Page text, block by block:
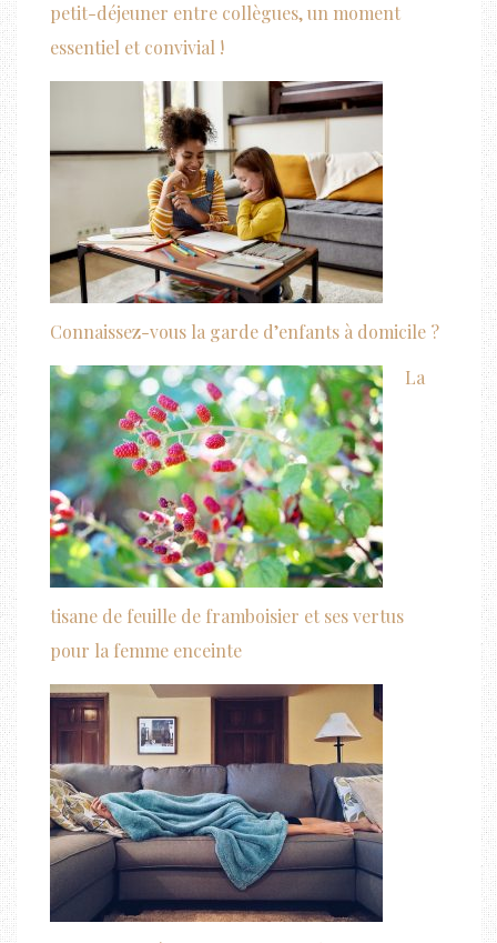
petit-déjeuner entre collègues, un moment
essentiel et convivial !
Connaissez-vous la garde d’enfants à domicile ?
La
tisane de feuille de framboisier et ses vertus
pour la femme enceinte